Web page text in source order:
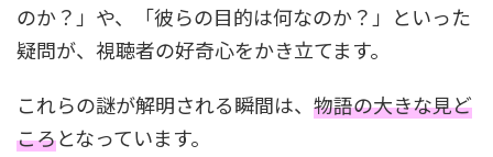
のか？」や、「彼らの目的は何なのか？」といった
疑問が、視聴者の好奇心をかき立てます。
これらの謎が解明される瞬間は、 物語の大きな見ど
ころとなっています。